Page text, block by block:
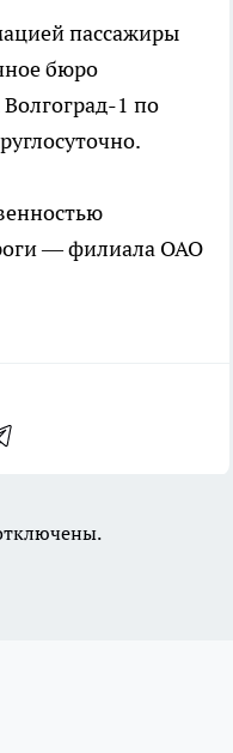
пассажиры
бюро
1 по
— филиала ОАО